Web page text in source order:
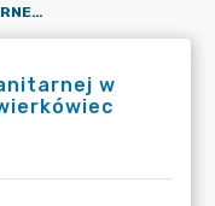
BUDOWA SIECI KANALIZACJI SANITARNEJ W MIEJSCOWOŚCI STAWISKA I ŚWIERKÓWIEC
w